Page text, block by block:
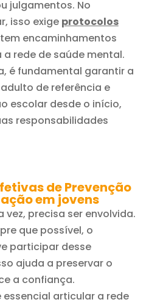
julgamentos. No
isso exige protocolos
encaminhamentos
rede de saúde mental.
é fundamental garantir a
de referência e
escolar desde o início,
responsabilidades
de Prevenção
em jovens
vez, precisa ser envolvida.
que possível, o
participar desse
ajuda a preservar o
a confiança.
essencial articular a rede